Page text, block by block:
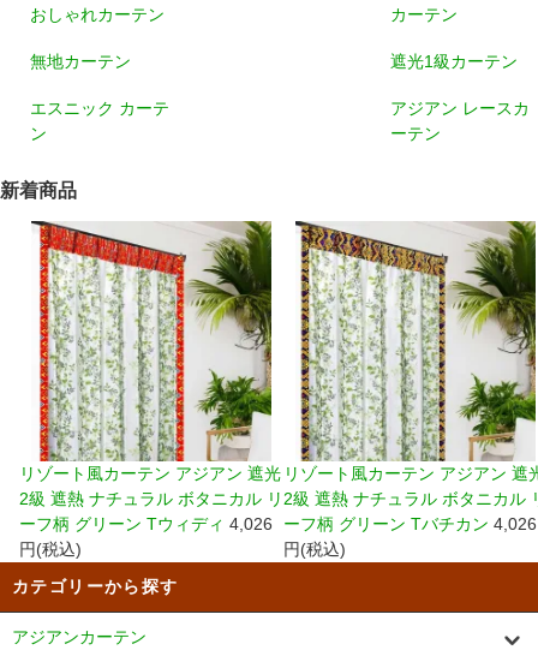
おしゃれカーテン
無地カーテン
エスニック カーテ
ン
カーテン
遮光1級カーテン
アジアン レースカ
ーテン
新着商品
リゾート風カーテン アジアン 遮光
2級 遮熱 ナチュラル ボタニカル リ
ーフ柄 グリーン Tウィディ 4,026
円(税込)
リゾート風カーテン アジアン 遮
2級 遮熱 ナチュラル ボタニカル
ーフ柄 グリーン Tバチカン 4,026
円(税込)
カテゴリーから探す
アジアンカーテン